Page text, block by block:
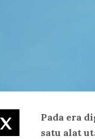
TwitterPada era
satu alat